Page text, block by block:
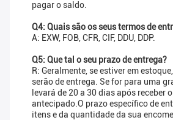
pagar o saldo.
Q4: Quais são os seus termos de
A: EXW, FOB, CFR, CIF, DDU, DDP.
Q5: Que tal o seu prazo de entrega?
R: Geralmente, se estiver em
serão de entrega. Se for para uma
levará de 20 a 30 dias após receber
antecipado.O prazo específico de
itens e da quantidade da sua